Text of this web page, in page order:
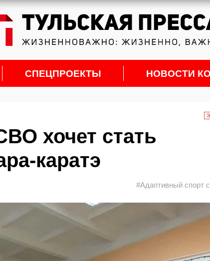
СПЕЦПРОЕКТЫ НОВОСТИ
хочет стать
каратэ
#Адаптивный спорт